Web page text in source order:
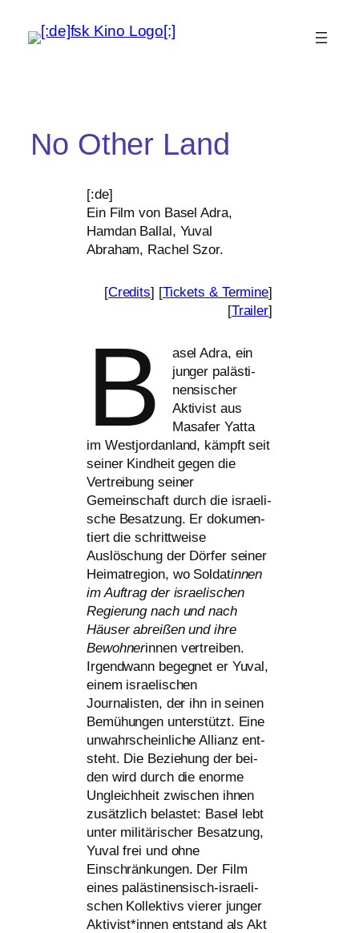
No Other Land
[:de]
Ein Film von Basel Adra,
Hamdan Ballal, Yuval
Abraham, Rachel Szor.
[Credits] [Tickets &Termine]
[Trailer]
B
asel Adra, ein
jun­ger paläs­ti­
nen­si­scher
Aktivist aus
Masafer Yatta
im Westjordanland, kämpft seit
sei­ner Kindheit gegen die
Vertreibung sei­ner
Gemeinschaft durch die israe­li­
sche Besatzung. Er doku­men­
tiert die schritt­wei­se
Auslöschung der Dörfer sei­ner
Heimatregion, wo Soldatinnen
im Auftrag der israe­li­schen
Regierung nach und nach
Häuser abrei­ßen und ihre
Bewohnerinnen ver­trei­ben.
Irgendwann begeg­net er Yuval,
einem israe­li­schen
Journalisten, der ihn in sei­nen
Bemühungen unter­stützt. Eine
unwahr­schein­li­che Allianz ent­
steht. Die Beziehung der bei­
den wird durch die enor­me
Ungleichheit zwi­schen ihnen
zusätz­lich belas­tet: Basel lebt
unter mili­tä­ri­scher Besatzung,
Yuval frei und ohne
Einschränkungen. Der Film
eines paläs­ti­nen­sisch-israe­li­
schen Kollektivs vie­rer jun­ger
Aktivist*innen ent­stand als Akt